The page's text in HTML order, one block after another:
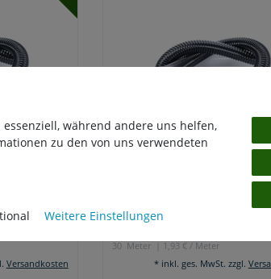
Versandkosten
58,00 € *
30 Meter
| 1,93 € / Meter
* inkl. ges. MwSt. zzgl.
während andere uns helfen,
zu den von uns verwendeten
Weitere Einstellungen